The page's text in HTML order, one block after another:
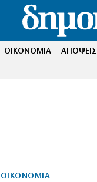
ΟΙΚΟΝΟΜΙΑ ΑΠΟΨΕΙΣ
ΟΙΚΟΝΟΜΙΑ